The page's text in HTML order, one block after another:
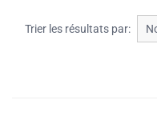
Trier les résultats par: